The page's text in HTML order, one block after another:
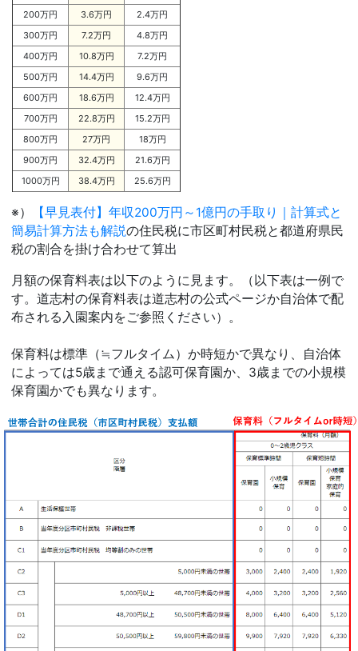
200万円
3.6万円
2.4万円
300万円
7.2万円
4.8万円
400万円
10.8万円
7.2万円
500万円
14.4万円
9.6万円
600万円
18.6万円
12.4万円
700万円
22.8万円
15.2万円
800万円
27万円
18万円
900万円
32.4万円
21.6万円
1000万円
38.4万円 25.6万円
※）
【早見表付】年収200万円～1億円の手取り｜計算式と
簡易計算方法も解説の住民税に市区町村民税と都道府県民
税の割合を掛け合わせて算出
月額の保育料表は以下のように見ます。（以下表は一例で
す。道志村の保育料表は道志村の公式ページか自治体で配
布される入園案内をご参照ください）。
保育料は標準（≒フルタイム）か時短かで異なり、自治体
によっては5歳まで通える認可保育園か、3歳までの小規模
保育園かでも異なります。